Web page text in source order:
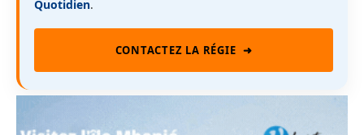
Quotidien.
CONTACTEZ LA RÉGIE ➜